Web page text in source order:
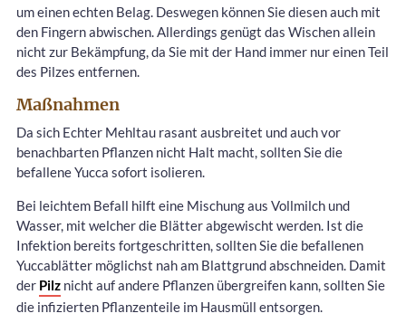
um einen echten Belag. Deswegen können Sie diesen auch mit
den Fingern abwischen. Allerdings genügt das Wischen allein
nicht zur Bekämpfung, da Sie mit der Hand immer nur einen Teil
des Pilzes entfernen.
Maßnahmen
Da sich Echter Mehltau rasant ausbreitet und auch vor
benachbarten Pflanzen nicht Halt macht, sollten Sie die
befallene Yucca sofort isolieren.
Bei leichtem Befall hilft eine Mischung aus Vollmilch und
Wasser, mit welcher die Blätter abgewischt werden. Ist die
Infektion bereits fortgeschritten, sollten Sie die befallenen
Yuccablätter möglichst nah am Blattgrund abschneiden. Damit
der Pilz nicht auf andere Pflanzen übergreifen kann, sollten Sie
die infizierten Pflanzenteile im Hausmüll entsorgen.